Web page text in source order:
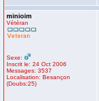
minioim
Vétéran
Sexe:
Inscrit le: 24 Oct 2006
Messages: 3537
Localisation: Besançon
(Doubs:25)